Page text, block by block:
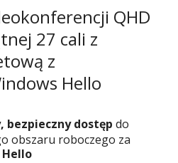
QHD
27 cali z
z
Hello
dostęp do
obszaru roboczego za